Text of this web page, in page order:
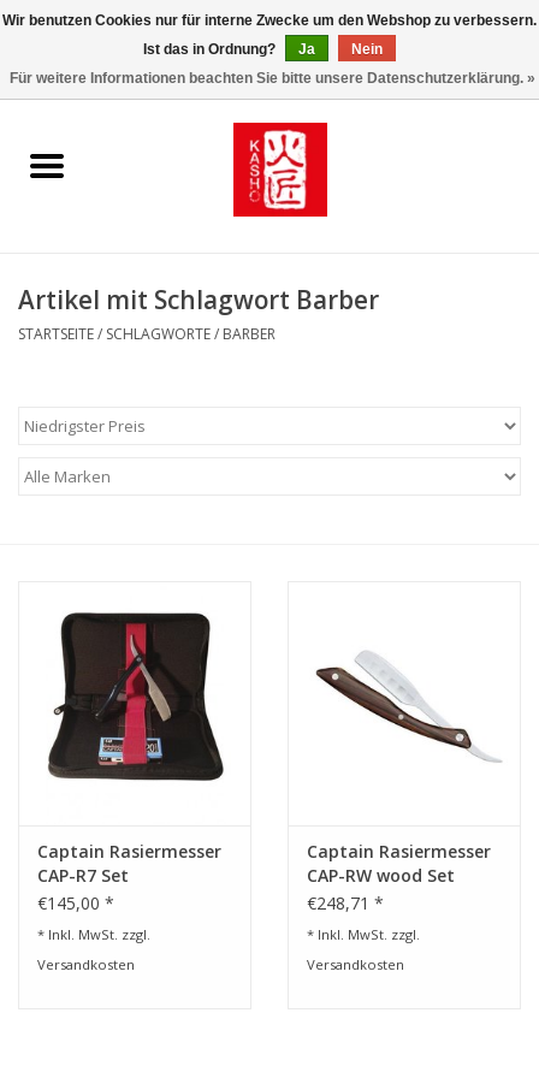
Kasho World Since 1908
Lemonwax_Moonbrush
KENT.SALON Brushes
zu den besten Preisen
Kasho Desinfektion-
Scherenpflege
Geschenkgutscheine
Artikel mit Schlagwort Barber
STARTSEITE/ SCHLAGWORTE/ BARBER
Captain Rasiermesser
CAP-R7 Set
€145,00 *
* Inkl. MwSt. zzgl.
Versandkosten
Captain Rasiermesser
CAP-RW wood Set
€248,71 *
* Inkl. MwSt. zzgl.
Versandkosten
Wir benutzen Cookies nur für interne Zwecke um den Webshop zu verbessern.
Ist das in Ordnung?
Ja
Nein
Für weitere Informationen beachten Sie bitte unsere Datenschutzerklärung. »